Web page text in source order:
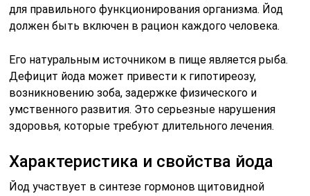
для правильного функционирования организма. Йод
должен быть включен в рацион каждого человека.
Его натуральным источником в пище является рыба.
Дефицит йода может привести к гипотиреозу,
возникновению зоба, задержке физического и
умственного развития. Это серьезные нарушения
здоровья, которые требуют длительного лечения.
Характеристика и свойства йода
Йод участвует в синтезе гормонов щитовидной